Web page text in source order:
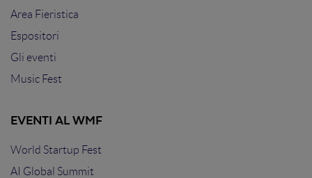
Area Fieristica
Espositori
Gli eventi
Music Fest
EVENTI AL WMF
World Startup Fest
AI Global Summit